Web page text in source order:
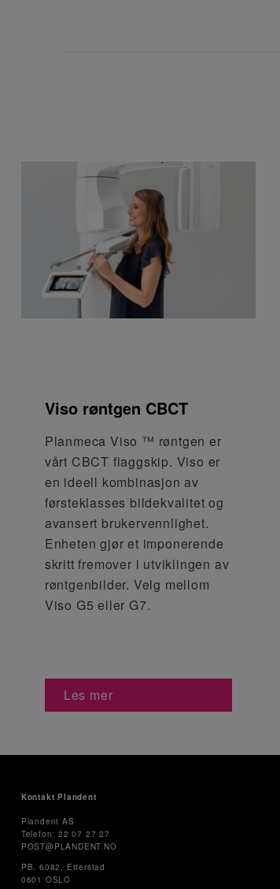
Viso røntgen CBCT
Planmeca Viso ™ røntgen er
vårt CBCT flaggskip. Viso er
en ideell kombinasjon av
førsteklasses bildekvalitet og
avansert brukervennlighet.
Enheten gjør et imponerende
skritt fremover i utviklingen av
røntgenbilder. Velg mellom
Viso G5 eller G7.
Les mer
Kontakt Plandent
Plandent AS
Telefon: 22 07 27 27
POST@PLANDENT.NO
PB. 6082, Etterstad
0601 OSLO